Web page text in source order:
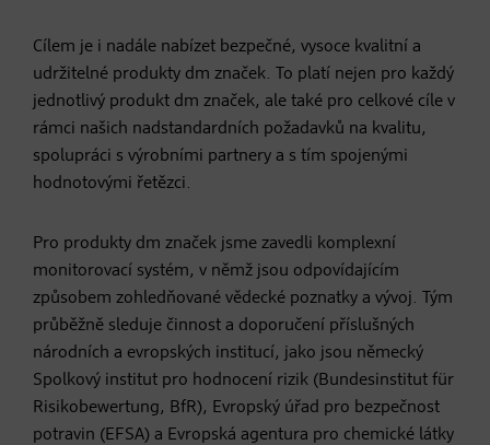
Cílem je i nadále nabízet bezpečné, vysoce kvalitní a
udržitelné produkty dm značek. To platí nejen pro každý
jednotlivý produkt dm značek, ale také pro celkové cíle v
rámci našich nadstandardních požadavků na kvalitu,
spolupráci s výrobními partnery a s tím spojenými
hodnotovými řetězci.
Pro produkty dm značek jsme zavedli komplexní
monitorovací systém, v němž jsou odpovídajícím
způsobem zohledňované vědecké poznatky a vývoj. Tým
průběžně sleduje činnost a doporučení příslušných
národních a evropských institucí, jako jsou německý
Spolkový institut pro hodnocení rizik (Bundesinstitut für
Risikobewertung, BfR), Evropský úřad pro bezpečnost
potravin (EFSA) a Evropská agentura pro chemické látky